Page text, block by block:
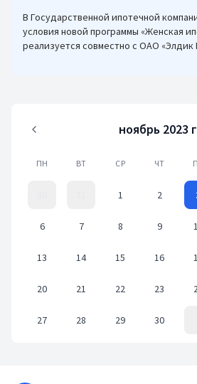
В Государственной ипотечной
условия новой программы «Женская
реализуется совместно с ОАО «Элдик
ноябрь 2023
ПН ВТ СР ЧТ
1 2
6 7 8 9
13 14 15 16
20 21 22 23
27 28 29 30